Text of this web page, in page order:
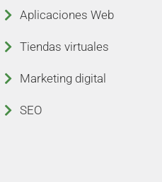
Aplicaciones Web
Tiendas virtuales
Marketing digital
SEO